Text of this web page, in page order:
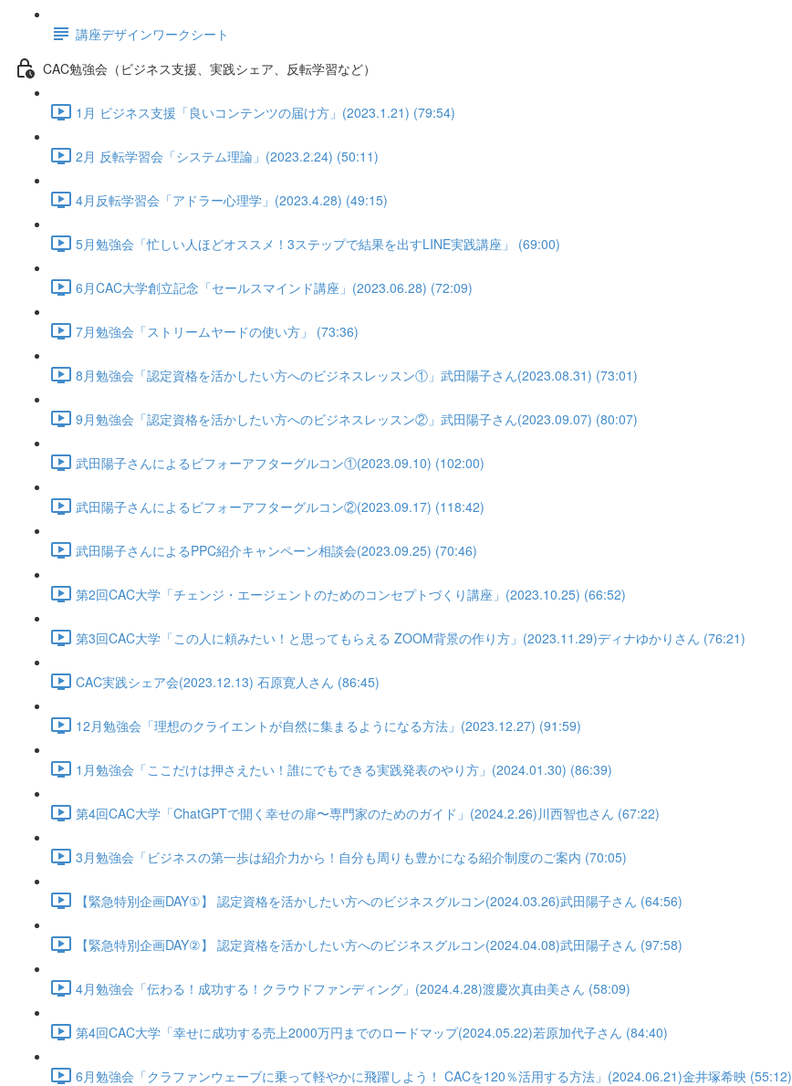
講座デザインワークシート
CAC勉強会（ビジネス支援、実践シェア、反転学習など）
1月 ビジネス支援「良いコンテンツの届け方」(2023.1.21) (79:54)
2月 反転学習会「システム理論」(2023.2.24) (50:11)
4月反転学習会「アドラー心理学」(2023.4.28) (49:15)
5月勉強会「忙しい人ほどオススメ！3ステップで結果を出すLINE実践講座」 (69:00)
6月CAC大学創立記念「セールスマインド講座」(2023.06.28) (72:09)
7月勉強会「ストリームヤードの使い方」 (73:36)
8月勉強会「認定資格を活かしたい方へのビジネスレッスン①」武田陽子さん(2023.08.31) (73:01)
9月勉強会「認定資格を活かしたい方へのビジネスレッスン②」武田陽子さん(2023.09.07) (80:07)
武田陽子さんによるビフォーアフターグルコン①(2023.09.10) (102:00)
武田陽子さんによるビフォーアフターグルコン②(2023.09.17) (118:42)
武田陽子さんによるPPC紹介キャンペーン相談会(2023.09.25) (70:46)
第2回CAC大学「チェンジ・エージェントのためのコンセプトづくり講座」(2023.10.25) (66:52)
第3回CAC大学「この人に頼みたい！と思ってもらえる ZOOM背景の作り方」(2023.11.29)ディナゆかりさん (76:21)
CAC実践シェア会(2023.12.13) 石原寛人さん (86:45)
12月勉強会「理想のクライエントが自然に集まるようになる方法」(2023.12.27) (91:59)
1月勉強会「ここだけは押さえたい！誰にでもできる実践発表のやり方」(2024.01.30) (86:39)
第4回CAC大学「ChatGPTで開く幸せの扉〜専門家のためのガイド」(2024.2.26)川西智也さん (67:22)
3月勉強会「ビジネスの第一歩は紹介力から！自分も周りも豊かになる紹介制度のご案内 (70:05)
【緊急特別企画DAY①】 認定資格を活かしたい方へのビジネスグルコン(2024.03.26)武田陽子さん (64:56)
【緊急特別企画DAY②】 認定資格を活かしたい方へのビジネスグルコン(2024.04.08)武田陽子さん (97:58)
4月勉強会「伝わる！成功する！クラウドファンディング」(2024.4.28)渡慶次真由美さん (58:09)
第4回CAC大学「幸せに成功する売上2000万円までのロードマップ(2024.05.22)若原加代子さん (84:40)
6月勉強会「クラファンウェーブに乗って軽やかに飛躍しよう！ CACを120％活用する方法」(2024.06.21)金井塚希映 (55:12)